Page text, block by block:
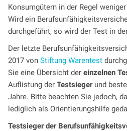
Konsumgütern in der Regel
Wird ein
durchgeführt, so wird der Test in
Der letzte
2017 von Stiftung Warentest
Sie eine Übersicht der einzelnen
Auflistung derTestsiegerund
Jahre. Bitte beachten Sie jedoch,
lediglich als Orientierungshilfe
Testsieger der